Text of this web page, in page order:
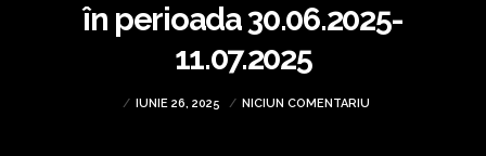
în perioada 30.06.2025-
11.07.2025
IUNIE 26, 2025 NICIUN COMENTARIU